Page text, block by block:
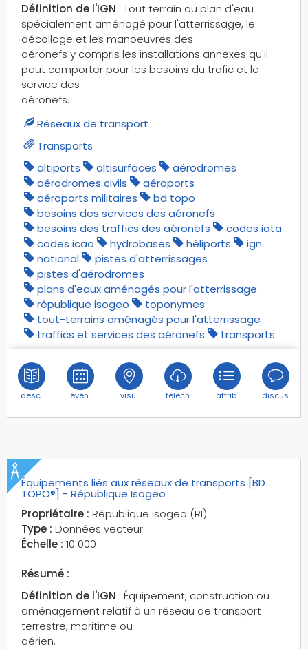
vélo-rails
véloroutes
zones d'activités
zones d'habitations
zones naturelles
zones périphériques
zones règlementées
écluses
écoulements canalisés
écoulements endoréiques
écoulements karstiques
écoulements naturels
écoulements phréatiques
éoliennes
équipements relatifs aux réseaux de
transports
étendues d'eaux continentales
îles
Définition de l'IGN : Tout terrain ou plan d'eau
spécialement aménagé pour l'atterrissage, le
décollage et les manoeuvres des
aéronefs y compris les installations annexes qu'il
peut comporter pour les besoins du trafic et le
service des
aéronefs.
Réseaux de transport
Transports
altiports
altisurfaces
aérodromes
aérodromes civils
aéroports
aéroports militaires
bd topo
besoins des services des aéronefs
besoins des traffics des aéronefs
codes iata
codes icao
hydrobases héliports
ign
national
pistes d'atterrissages
pistes d'aérodromes
plans d'eaux aménagés pour l'atterrissage
république isogeo
toponymes
tout-terrains aménagés pour l'atterrissage
traffics et services des aéronefs
transports
desc. évén. visu. téléch. attrib. discus.
Équipements liés aux réseaux de transports [BD
TOPO®] - République Isogeo
Propriétaire : République Isogeo (RI)
Type : Données vecteur
Échelle : 10 000
Résumé :
Définition de l'IGN : Équipement, construction ou
aménagement relatif à un réseau de transport
terrestre, maritime ou
aérien.